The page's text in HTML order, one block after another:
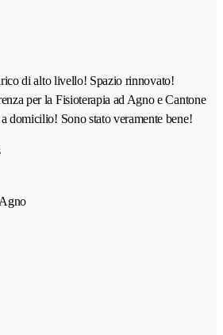
di alto livello! Spazio rinnovato!
per la Fisioterapia ad Agno e Cantone
domicilio! Sono stato veramente bene!